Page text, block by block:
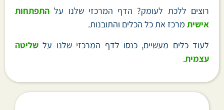
רוצים ללכת לעומק? הדף המרכזי שלנו על התפתחות
אישית מרכז את כל הכלים והתובנות.
לעוד כלים מעשיים, כנסו לדף המרכזי שלנו על שליטה
עצמית.